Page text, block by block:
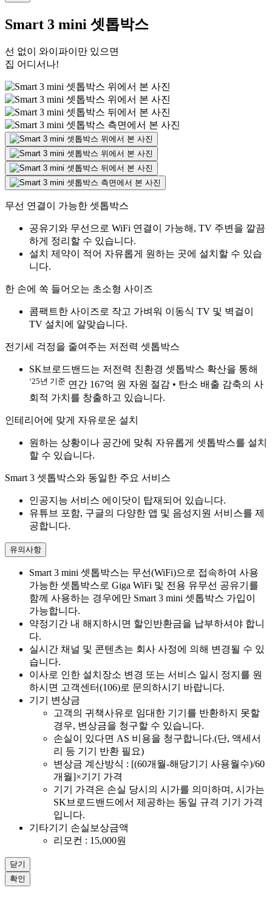
Smart 3 mini 셋톱박스
선 없이 와이파이만 있으면
집 어디서나!
무선 연결이 가능한 셋톱박스
공유기와 무선으로 WiFi 연결이 가능해, TV 주변을 깔끔
하게 정리할 수 있습니다.
설치 제약이 적어 자유롭게 원하는 곳에 설치할 수 있습
니다.
한 손에 쏙 들어오는 초소형 사이즈
콤팩트한 사이즈로 작고 가벼워 이동식 TV 및 벽걸이
TV 설치에 알맞습니다.
전기세 걱정을 줄여주는 저전력 셋톱박스
SK브로드밴드는 저전력 친환경 셋톱박스 확산을 통해
‘25년 기준 연간 167억 원 자원 절감 • 탄소 배출 감축의 사
회적 가치를 창출하고 있습니다.
인테리어에 맞게 자유로운 설치
원하는 상황이나 공간에 맞춰 자유롭게 셋톱박스를 설치
할 수 있습니다.
Smart 3 셋톱박스와 동일한 주요 서비스
인공지능 서비스 에이닷이 탑재되어 있습니다.
유튜브 포함, 구글의 다양한 앱 및 음성지원 서비스를 제
공합니다.
유의사항
Smart 3 mini 셋톱박스는 무선(WiFi)으로 접속하여 사용
가능한 셋톱박스로 Giga WiFi 및 전용 유무선 공유기를
함께 사용하는 경우에만 Smart 3 mini 셋톱박스 가입이
가능합니다.
약정기간 내 해지하시면 할인반환금을 납부하셔야 합니
다.
실시간 채널 및 콘텐츠는 회사 사정에 의해 변경될 수 있
습니다.
이사로 인한 설치장소 변경 또는 서비스 일시 정지를 원
하시면 고객센터(106)로 문의하시기 바랍니다.
기기 변상금
고객의 귀책사유로 임대한 기기를 반환하지 못할
경우, 변상금을 청구할 수 있습니다.
손실이 있다면 AS 비용을 청구합니다.(단, 액세서
리 등 기기 반환 필요)
변상금 계산방식 : [(60개월-해당기기 사용월수)/60
개월]×기기 가격
기기 가격은 손실 당시의 시가를 의미하며, 시가는
SK브로드밴드에서 제공하는 동일 규격 기기 가격
입니다.
기타기기 손실보상금액
리모컨 : 15,000원
닫기
확인